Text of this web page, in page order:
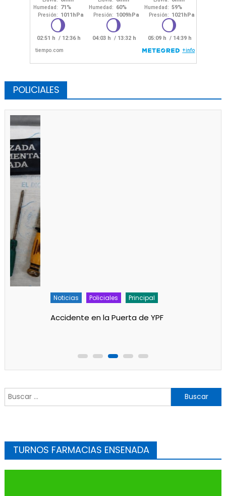
POLICIALES
Policiales Principal
Accidente en la Puerta de YPF
Buscar:
TURNOS FARMACIAS ENSENADA